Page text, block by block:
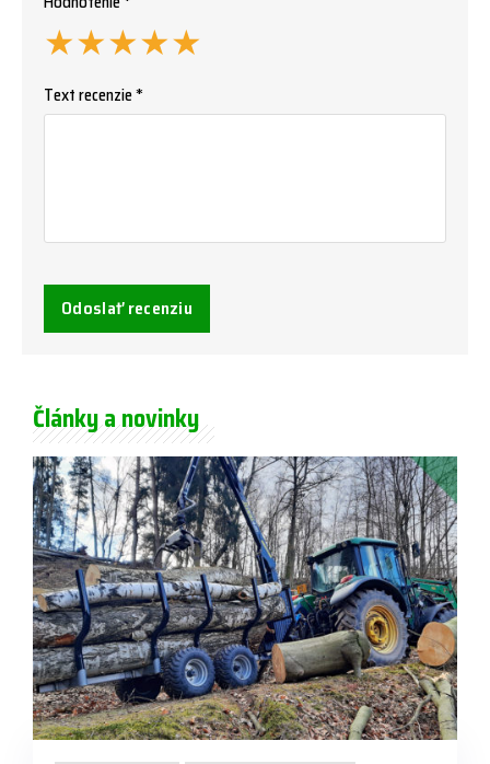
★
★
★
★
★
Text recenzie *
Odoslať recenziu
Články a novinky